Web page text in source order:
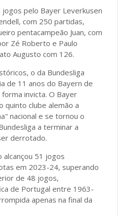
jogos pelo Bayer Leverkusen
com 250 partidas,
pentacampeão Juan, com
Zé Roberto e Paulo
Augusto com 126.
o da Bundesliga
de 11 anos do Bayern de
invicta. O Bayer
quinto clube alemão a
nacional e se tornou o
a terminar a
derrotado.
alcançou 51 jogos
em 2023-24, superando
de 48 jogos,
de Portugal entre 1963-
apenas na final da